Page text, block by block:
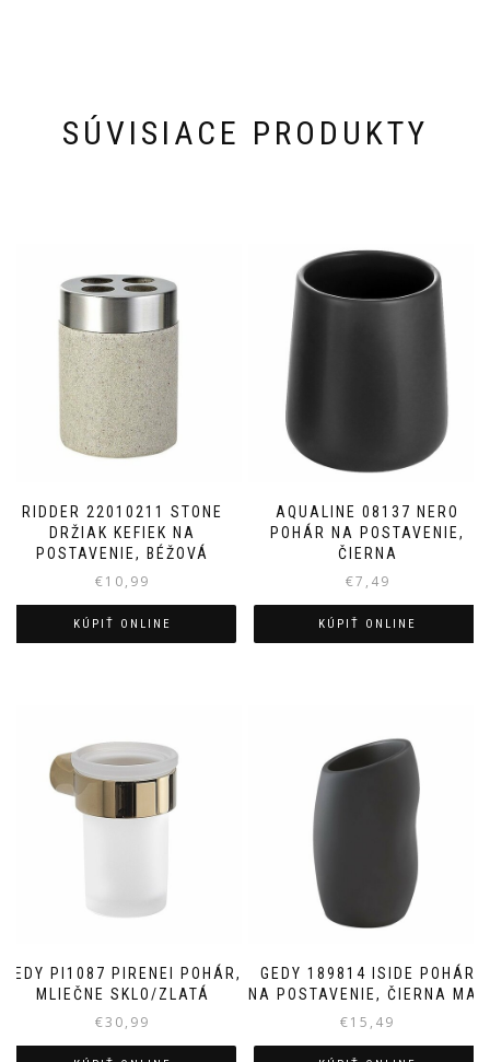
SÚVISIACE PRODUKTY
RIDDER 22010211 STONE
DRŽIAK KEFIEK NA
POSTAVENIE, BÉŽOVÁ
€10,99
KÚPIŤ ONLINE
AQUALINE 08137 NERO
POHÁR NA POSTAVENIE,
ČIERNA
€7,49
KÚPIŤ ONLINE
GEDY PI1087 PIRENEI POHÁR,
MLIEČNE SKLO/ZLATÁ
€30,99
GEDY 189814 ISIDE POHÁR
NA POSTAVENIE, ČIERNA MAT
€15,49